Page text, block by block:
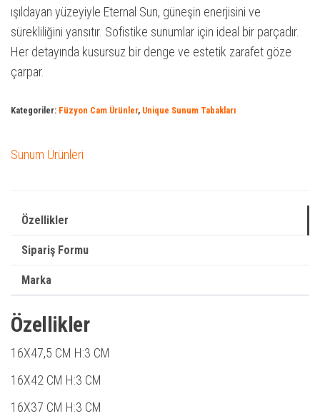
ışıldayan yüzeyiyle Eternal Sun, güneşin enerjisini ve
sürekliliğini yansıtır. Sofistike sunumlar için ideal bir parçadır.
Her detayında kusursuz bir denge ve estetik zarafet göze
çarpar.
Kategoriler: Füzyon Cam Ürünler, Unique Sunum Tabakları
Sunum Ürünleri
Özellikler
Sipariş Formu
Marka
Özellikler
16X47,5 CM H:3 CM
16X42 CM H:3 CM
16X37 CM H:3 CM